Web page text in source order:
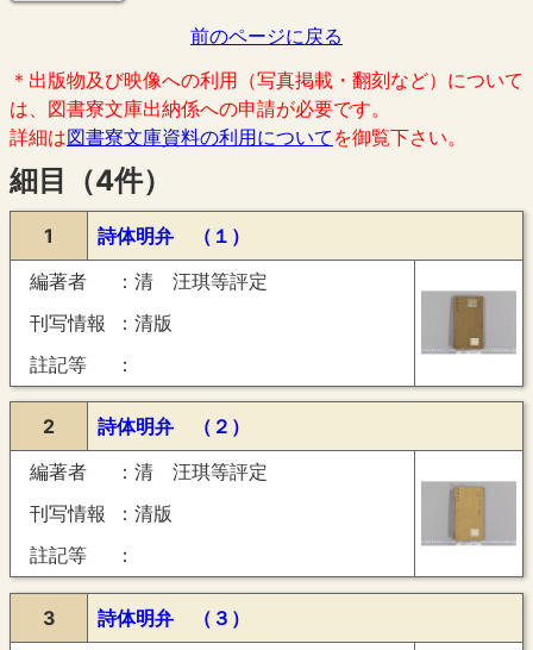
前のページに戻る
＊出版物及び映像への利用（写真掲載・翻刻など）について
は、図書寮文庫出納係への申請が必要です。
詳細は図書寮文庫資料の利用について を御覧下さい。
細目（4件）
1
詩体明弁 （１）
編著者
清 汪琪等評定
刊写情報
清版
註記等
2
詩体明弁 （２）
編著者
清 汪琪等評定
刊写情報
清版
註記等
3 詩体明弁 （３）